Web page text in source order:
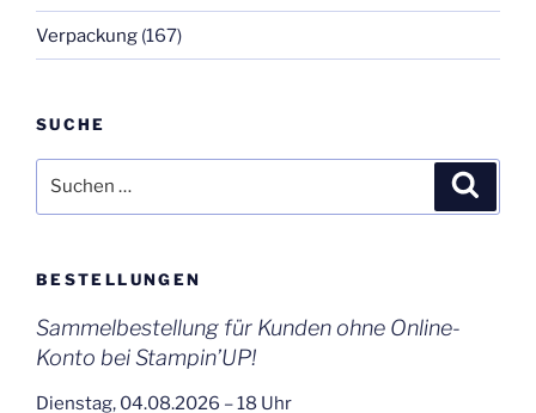
Verpackung (167)
SUCHE
nach:
BESTELLUNGEN
Sammelbestellung für Kunden ohne Online-
Konto bei Stampin’UP!
Dienstag, 04.08.2026 – 18 Uhr